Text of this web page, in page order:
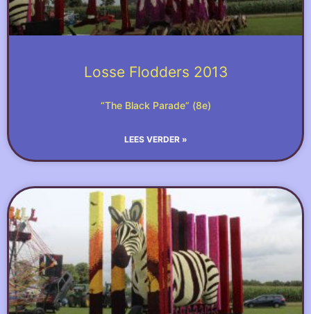
Losse Flodders 2013
“The Black Parade” (8e)
LEES VERDER »